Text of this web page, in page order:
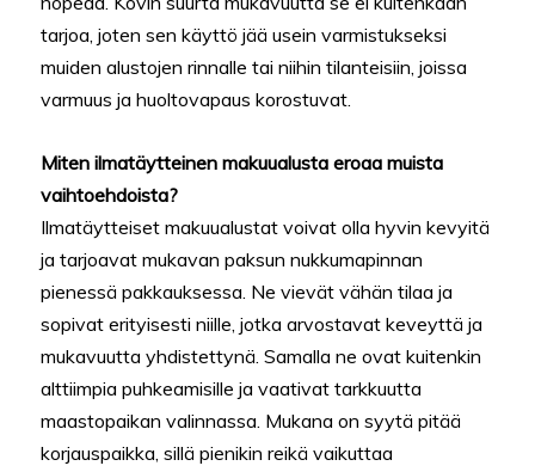
tarjoa, joten sen käyttö jää usein varmistukseksi
muiden alustojen rinnalle tai niihin tilanteisiin, joissa
varmuus ja huoltovapaus korostuvat.
Miten ilmatäytteinen makuualusta eroaa muista
vaihtoehdoista?
Ilmatäytteiset makuualustat voivat olla hyvin kevyitä
ja tarjoavat mukavan paksun nukkumapinnan
pienessä pakkauksessa. Ne vievät vähän tilaa ja
sopivat erityisesti niille, jotka arvostavat keveyttä ja
mukavuutta yhdistettynä. Samalla ne ovat kuitenkin
alttiimpia puhkeamisille ja vaativat tarkkuutta
maastopaikan valinnassa. Mukana on syytä pitää
korjauspaikka, sillä pienikin reikä vaikuttaa